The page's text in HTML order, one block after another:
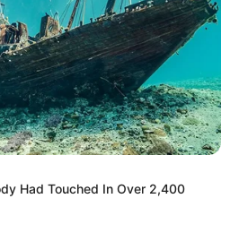
Had Touched In Over 2,400